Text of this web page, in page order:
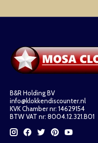
B&R Holding BV
info@klokkendiscounter.nl
KVK Chamber nr: 14629154
BTW VAT nr: 8004.12.321.B01